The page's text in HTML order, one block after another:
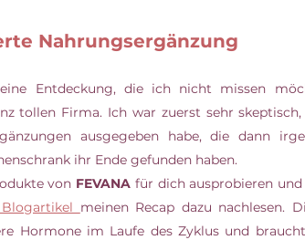
Nahrungsergänzung
Entdeckung, die ich nicht missen
tollen Firma. Ich war zuerst sehr
ausgegeben habe, die dann
ihr Ende gefunden haben.
von FEVANA für dich ausprobieren
meinen Recap dazu nachlesen.
Hormone im Laufe des Zyklus und